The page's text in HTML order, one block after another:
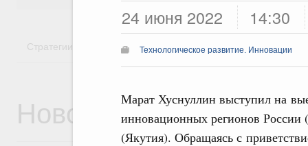
24 июня 2022 14:30
Технологическое развитие. Инновации
Марат Хуснуллин выступил на
инновационных регионов России
(Якутия). Обращаясь с
Стратегии Государственные программы
Новости